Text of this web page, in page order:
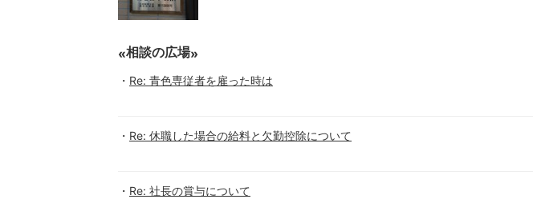
相談の広場
Re: 青色専従者を雇った時は
Re: 休職した場合の給料と欠勤控除について
Re: 社長の賞与について